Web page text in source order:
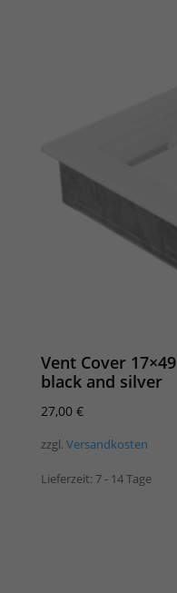
Vent Cover 17×49
black and silver
27,00 €
zzgl. Versandkosten
Lieferzeit: 7 - 14 Tage